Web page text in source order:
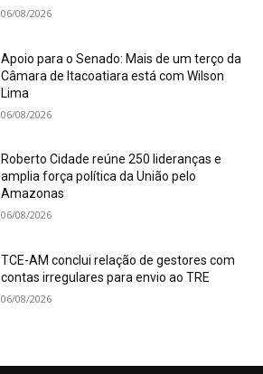
06/08/2026
Apoio para o Senado: Mais de um terço da
Câmara de Itacoatiara está com Wilson
Lima
06/08/2026
Roberto Cidade reúne 250 lideranças e
amplia força política da União pelo
Amazonas
06/08/2026
TCE-AM conclui relação de gestores com
contas irregulares para envio ao TRE
06/08/2026